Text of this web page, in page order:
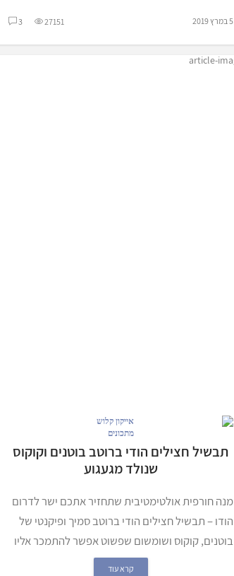
5 במרץ 2019 27151
3
מתכונים
תבשיל חצילים הודי ברוטב בוטנים וקוקוס
שנולד מגעגוע
מנה חורפית אולטימטיבית שתחזיר אתכם ישר לדרום
הודו – תבשיל חצילים הודי ברוטב סמיך ופיקנטי של
בוטנים, קוקוס ושומשום שפשוט אפשר להתמכר אליו
קרא עוד